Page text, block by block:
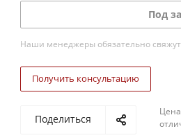
Под
Наши менеджеры обязательно
Получить консультацию
Поделиться